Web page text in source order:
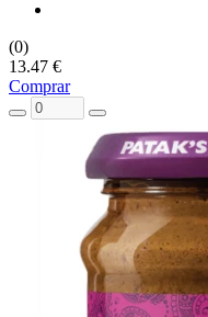
(0)
13.47 €
Comprar